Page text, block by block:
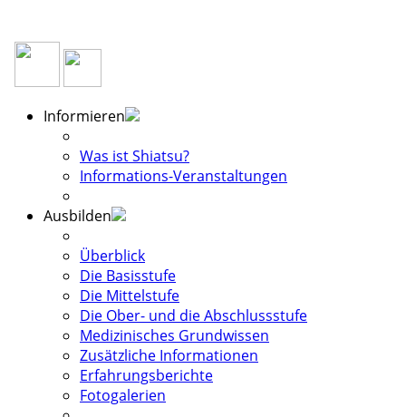
Informieren
Was ist Shiatsu?
Informations-Veranstaltungen
Ausbilden
Überblick
Die Basisstufe
Die Mittelstufe
Die Ober- und die Abschlussstufe
Medizinisches Grundwissen
Zusätzliche Informationen
Erfahrungsberichte
Fotogalerien